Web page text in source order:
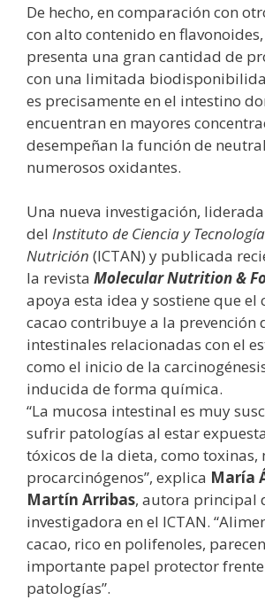
De hecho, en comparación con
con alto contenido en
presenta una gran cantidad de
con una limitada
es precisamente en el intestino
encuentran en mayores
desempeñan la función de
numerosos oxidantes.
Una nueva investigación,
del Instituto de Ciencia y
Nutrición (ICTAN) y publicada
la revista Molecular Nutrition &
apoya esta idea y sostiene que el
cacao contribuye a la prevención
intestinales relacionadas con el
como el inicio de la
inducida de forma química.
“La mucosa intestinal es muy
sufrir patologías al estar
tóxicos de la dieta, como toxinas,
procarcinógenos”, explica María
Martín Arribas, autora principal
investigadora en el ICTAN.
cacao, rico en polifenoles,
importante papel protector frente
patologías”.